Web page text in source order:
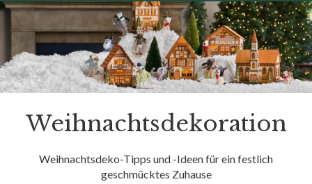
Weihnachtsdekoration
Weihnachtsdeko-Tipps und -Ideen für ein festlich
geschmücktes Zuhause